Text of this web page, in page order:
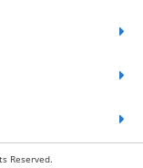
Reserved.